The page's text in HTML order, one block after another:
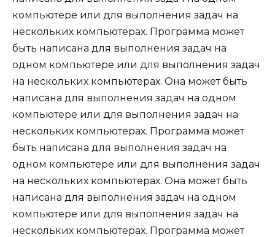
компьютере или для выполнения задач на
нескольких компьютерах. Программа может
быть написана для выполнения задач на
одном компьютере или для выполнения задач
на нескольких компьютерах. Она может быть
написана для выполнения задач на одном
компьютере или для выполнения задач на
нескольких компьютерах. Программа может
быть написана для выполнения задач на
одном компьютере или для выполнения задач
на нескольких компьютерах. Она может быть
написана для выполнения задач на одном
компьютере или для выполнения задач на
нескольких компьютерах. Программа может